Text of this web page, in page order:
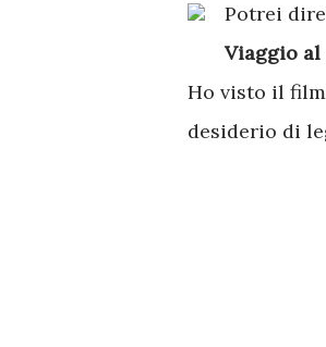
Potrei
Viaggio
Ho visto il
desiderio di